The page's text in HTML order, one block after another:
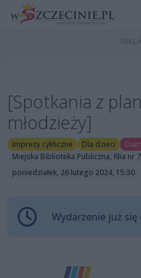
[Spotkania z
młodzieży]
Imprezy cykliczne Dla dzieci
Miejska Biblioteka Publiczna, filia nr 7
poniedziałek, 26 lutego 2024, 15:30
Wydarzenie już się